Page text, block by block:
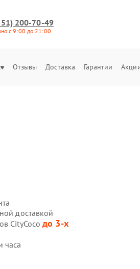
200-70-49
с 9:00 до 21:00
Отзывы Доставка Гарантии
доставкой
CityCocoдо 3-х
часа